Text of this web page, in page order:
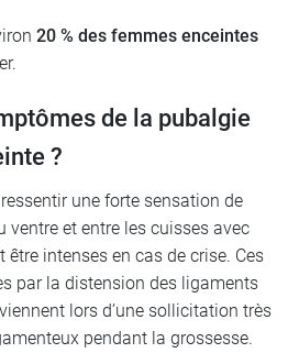
20 % des femmes enceintes
de la pubalgie
?
une forte sensation de
ventre et entre les cuisses avec
intenses en cas de crise. Ces
par la distension des ligaments
lors d’une sollicitation très
pendant la grossesse.